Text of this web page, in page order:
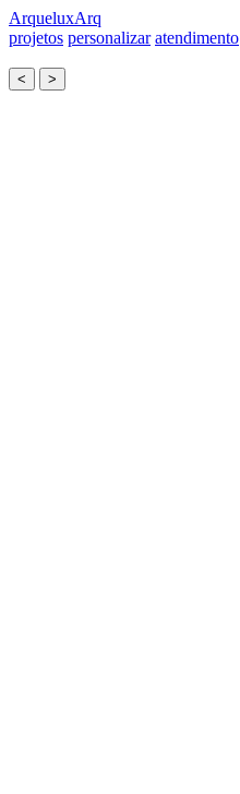
ArqueluxArq
projetos personalizar atendimento
< >